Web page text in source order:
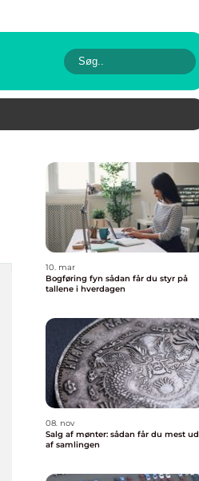
10. mar
Bogføring fyn sådan får du styr på
tallene i hverdagen
08. nov
Salg af mønter: sådan får du mest ud
af samlingen